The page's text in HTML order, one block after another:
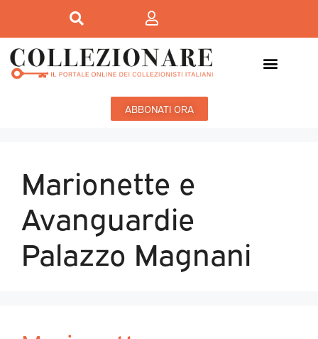
ABBONATI ORA
Marionette e
Avanguardie
Palazzo Magnani